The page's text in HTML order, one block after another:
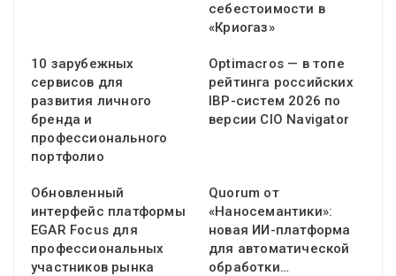
себестоимости в
«Криогаз»
10 зарубежных
сервисов для
развития личного
бренда и
профессионального
портфолио
Optimacros — в топе
рейтинга российских
IBP-систем 2026 по
версии CIO Navigator
Обновленный
интерфейс платформы
EGAR Focus для
профессиональных
участников рынка
Quorum от
«Наносемантики»:
новая ИИ-платформа
для автоматической
обработки…